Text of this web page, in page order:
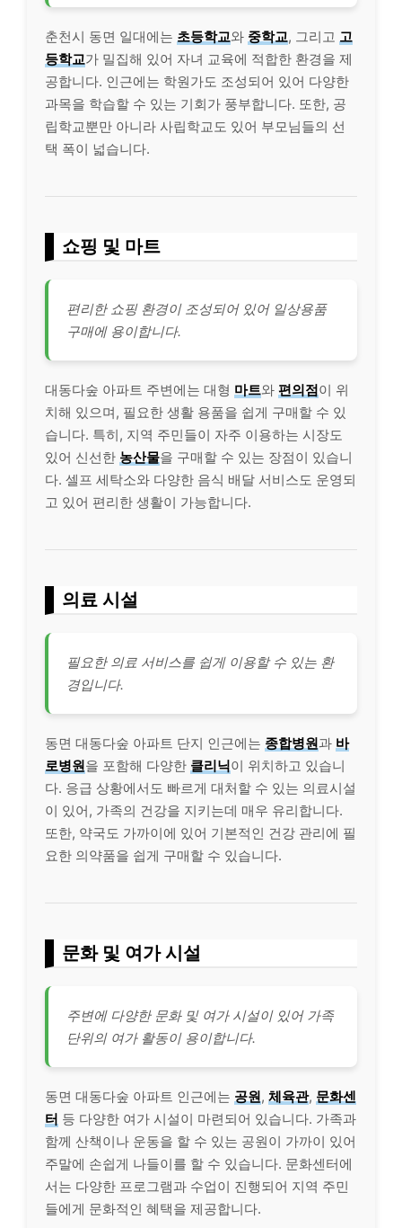
춘천시 동면 일대에는 초등학교와 중학교, 그리고 고
등학교가 밀집해 있어 자녀 교육에 적합한 환경을 제
공합니다. 인근에는 학원가도 조성되어 있어 다양한
과목을 학습할 수 있는 기회가 풍부합니다. 또한, 공
립학교뿐만 아니라 사립학교도 있어 부모님들의 선
택 폭이 넓습니다.
쇼핑 및 마트
편리한 쇼핑 환경이 조성되어 있어 일상용품
구매에 용이합니다.
대동다숲 아파트 주변에는 대형 마트와 편의점이 위
치해 있으며, 필요한 생활 용품을 쉽게 구매할 수 있
습니다. 특히, 지역 주민들이 자주 이용하는 시장도
있어 신선한 농산물을 구매할 수 있는 장점이 있습니
다. 셀프 세탁소와 다양한 음식 배달 서비스도 운영되
고 있어 편리한 생활이 가능합니다.
의료 시설
필요한 의료 서비스를 쉽게 이용할 수 있는 환
경입니다.
동면 대동다숲 아파트 단지 인근에는 종합병원과 바
로병원을 포함해 다양한 클리닉이 위치하고 있습니
다. 응급 상황에서도 빠르게 대처할 수 있는 의료시설
이 있어, 가족의 건강을 지키는데 매우 유리합니다.
또한, 약국도 가까이에 있어 기본적인 건강 관리에 필
요한 의약품을 쉽게 구매할 수 있습니다.
문화 및 여가 시설
주변에 다양한 문화 및 여가 시설이 있어 가족
단위의 여가 활동이 용이합니다.
동면 대동다숲 아파트 인근에는 공원, 체육관, 문화센
터 등 다양한 여가 시설이 마련되어 있습니다. 가족과
함께 산책이나 운동을 할 수 있는 공원이 가까이 있어
주말에 손쉽게 나들이를 할 수 있습니다. 문화센터에
서는 다양한 프로그램과 수업이 진행되어 지역 주민
들에게 문화적인 혜택을 제공합니다.